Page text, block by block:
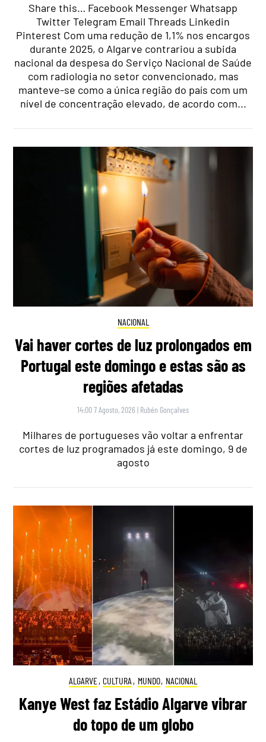
Share this… Facebook Messenger Whatsapp
Twitter Telegram Email Threads Linkedin
Pinterest Com uma redução de 1,1% nos encargos
durante 2025, o Algarve contrariou a subida
nacional da despesa do Serviço Nacional de Saúde
com radiologia no setor convencionado, mas
manteve-se como a única região do país com um
nível de concentração elevado, de acordo com...
NACIONAL
Vai haver cortes de luz prolongados em
Portugal este domingo e estas são as
regiões afetadas
14:00 7 Agosto, 2026 | Rubén Gonçalves
Milhares de portugueses vão voltar a enfrentar
cortes de luz programados já este domingo, 9 de
agosto
ALGARVE, CULTURA , MUNDO, NACIONAL
Kanye West faz Estádio Algarve vibrar
do topo de um globo